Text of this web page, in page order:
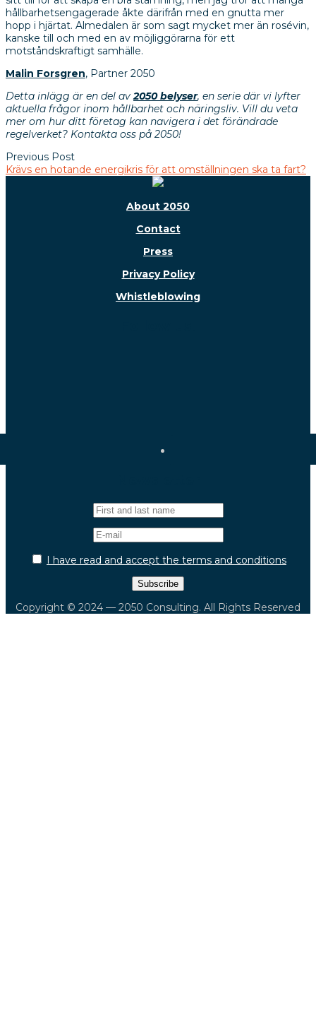
hållbarhetsengagerade åkte därifrån med en gnutta mer
hopp i hjärtat. Almedalen är som sagt mycket mer än rosévin,
kanske till och med en av möjliggörarna för ett
motståndskraftigt samhälle.
Malin Forsgren, Partner 2050
Detta inlägg är en del av2050 belyser, en serie där vi lyfter
aktuella frågor inom hållbarhet och näringsliv. Vill du veta
mer om hur ditt företag kan navigera i det förändrade
regelverket? Kontakta oss på 2050!
Previous Post
Krävs en hotande energikris för att omställningen ska ta fart?
About 2050
Contact
Press
Privacy Policy
Whistleblowing
I have read and accept the terms and conditions
Copyright © 2024 — 2050 Consulting. All Rights Reserved